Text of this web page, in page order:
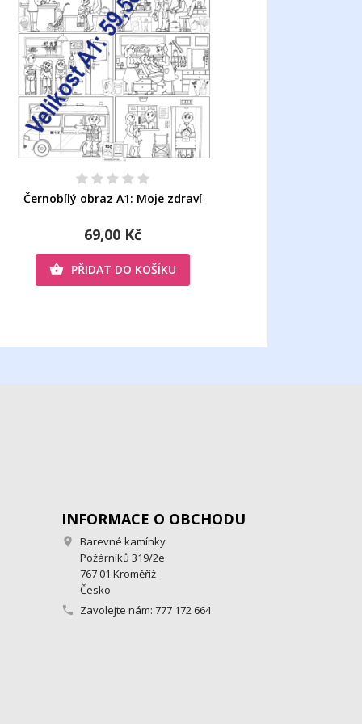
Černobílý obraz A1: Moje zdraví
69,00 Kč
 PŘIDAT DO KOŠÍKU
INFORMACE O OBCHODU

Barevné kamínky
Požárníků 319/2e
767 01 Kroměříž
Česko
 Zavolejte nám: 777 172 664